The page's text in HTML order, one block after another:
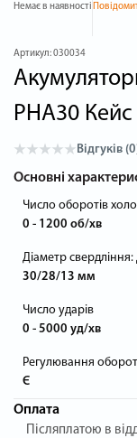
Немає в наявності
Артикул:030034
PHA30
Відгуків
Основні
Число оборотів
0 - 1200 об/хв
Діаметр
30/28/13 мм
Число ударів
0 - 5000 уд/хв
Регулювання
Є
Оплата
Післяплатою в